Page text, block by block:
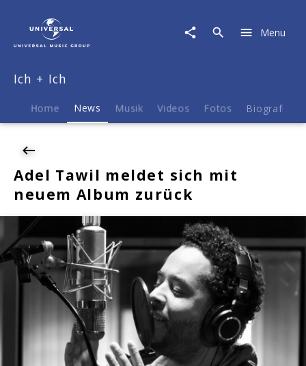
meldet
Album
zurück
Menu
Ich + Ich
Home News Musik Videos Fotos Biografie
Adel Tawil meldet sich mit
neuem Album zurück